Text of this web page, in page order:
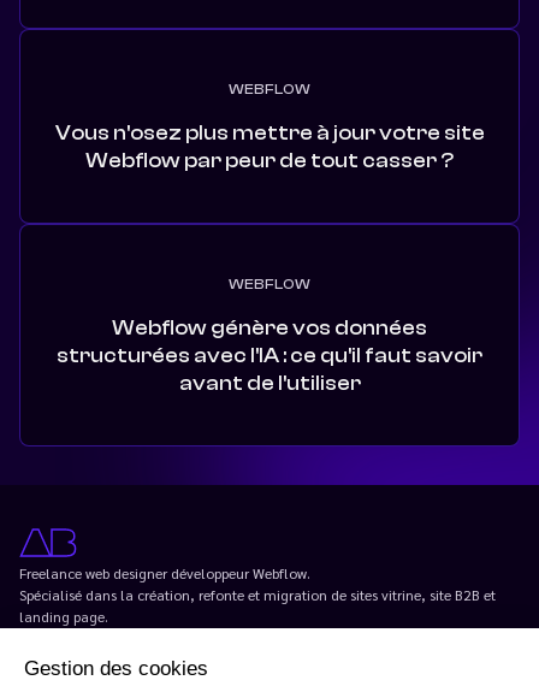
Vous n'osez plus mettre à jour votre site
Webflow par peur de tout casser ?
WEBFLOW
Webflow génère vos données
structurées avec l'IA : ce qu'il faut savoir
avant de l'utiliser
WEBFLOW
Freelance web designer développeur Webflow.
Spécialisé dans la création, refonte et migration de sites vitrine, site B2B et
landing page.